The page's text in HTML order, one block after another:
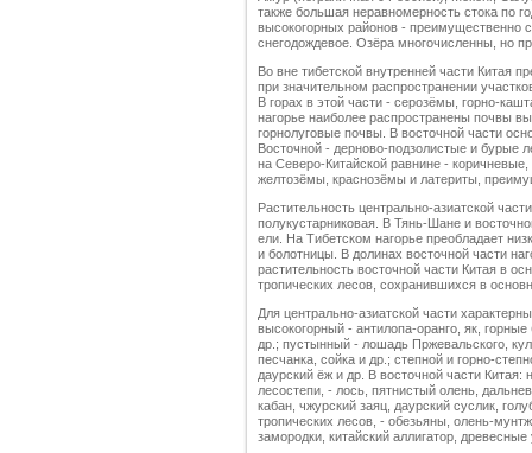
также большая неравномерность стока по
высокогорных районов - преимущественно
снегодождевое. Озёра многочисленны, но
Во вне тибетской внутренней части Китая
при значительном распространении
В горах в этой части - серозёмы, горно-
нагорье наиболее распространены почвы
горнолуговые почвы. В восточной части
Восточной - дерново-подзолистые и бурые
на Северо-Китайской равнине -
желтозёмы, краснозёмы и латериты,
Растительность центрально-азиатской
полукустарниковая. В Тянь-Шане и
ели. На Тибетском нагорье преобладает
и болотницы. В долинах восточной части
растительность восточной части Китая в
тропических лесов, сохранившихся в
Для центрально-азиатской части
высокогорный - антилопа-оранго, як,
др.; пустынный - лошадь Пржевальского,
песчанка, сойка и др.; степной и горно-
даурский ёж и др. В восточной части
лесостепи, - лось, пятнистый олень,
кабан, чжурский заяц, даурский суслик,
тропических лесов, - обезьяны, олень-
замородки, китайский аллигатор,